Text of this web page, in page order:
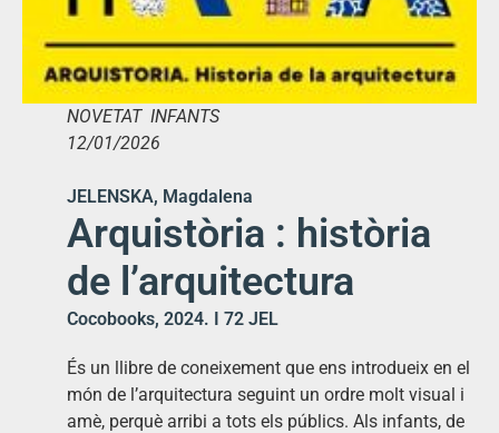
NOVETAT INFANTS
12/01/2026
JELENSKA, Magdalena
Arquistòria : història
de l’arquitectura
Cocobooks, 2024. I 72 JEL
És un llibre de coneixement que ens introdueix en el
món de l’arquitectura seguint un ordre molt visual i
amè, perquè arribi a tots els públics. Als infants, de